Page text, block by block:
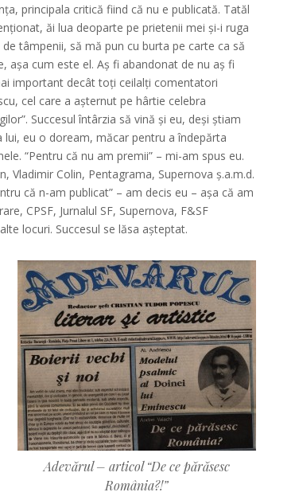
principala critică fiind că nu e publicată. Tatăl
ăi lua deoparte pe prietenii mei și-i ruga
tâmpenii, să mă pun cu burta pe carte ca să
așa cum este el. Aș fi abandonat de nu aș fi
important decât toți ceilalți comentatori
cel care a așternut pe hârtie celebra
Succesul întârzia să vină și eu, deși știam
eu o doream, măcar pentru a îndepărta
“Pentru că nu am premii” – mi-am spus eu.
Vladimir Colin, Pentagrama, Supernova ș.a.m.d.
că n-am publicat” – am decis eu – așa că am
CPSF, Jurnalul SF, Supernova, F&SF
locuri. Succesul se lăsa așteptat.
Adevărul – articol “De ce părăsesc
România?!”